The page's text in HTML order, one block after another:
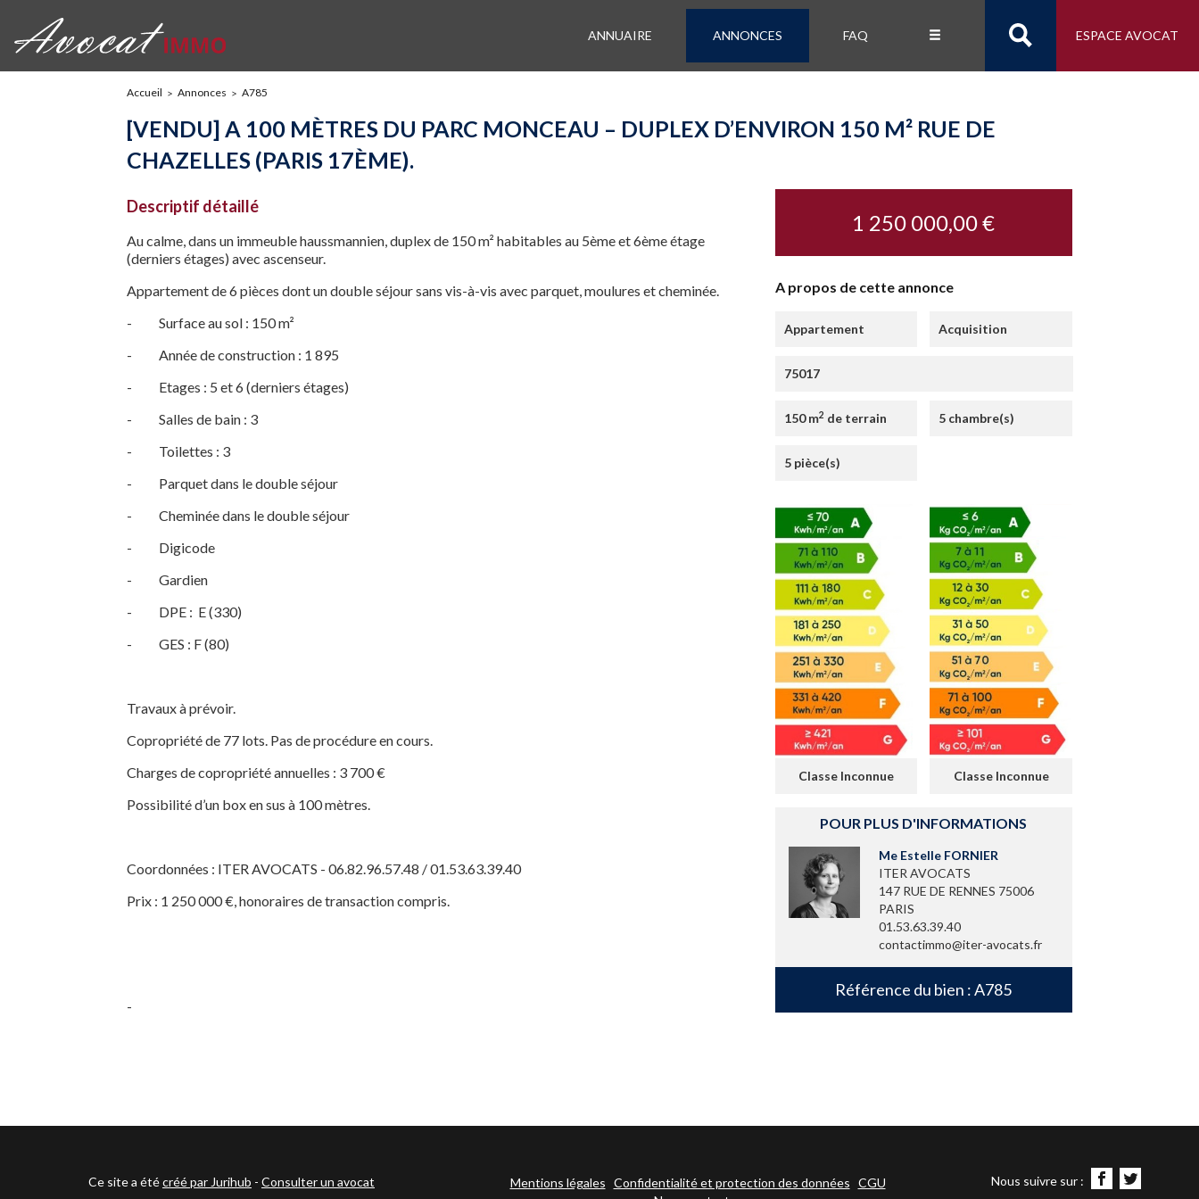
ANNUAIRE ANNONCES FAQ ESPACE AVOCAT
Accueil Annonces A785
[VENDU] A 100 MÈTRES DU PARC MONCEAU – DUPLEX D’ENVIRON 150 M² RUE DE
CHAZELLES (PARIS 17ÈME).
Descriptif détaillé
Au calme, dans un immeuble haussmannien, duplex de 150 m² habitables au 5ème et 6ème étage
(derniers étages) avec ascenseur.
Appartement de 6 pièces dont un double séjour sans vis-à-vis avec parquet, moulures et cheminée.
- Surface au sol : 150 m²
- Année de construction : 1 895
- Etages : 5 et 6 (derniers étages)
- Salles de bain : 3
- Toilettes : 3
- Parquet dans le double séjour
- Cheminée dans le double séjour
- Digicode
- Gardien
- DPE : E (330)
- GES : F (80)
Travaux à prévoir.
Copropriété de 77 lots. Pas de procédure en cours.
Charges de copropriété annuelles : 3 700 €
Possibilité d’un box en sus à 100 mètres.
Coordonnées : ITER AVOCATS - 06.82.96.57.48 / 01.53.63.39.40
Prix : 1 250 000 €, honoraires de transaction compris.
-
1 250 000,00 €
A propos de cette annonce
Appartement Acquisition
75017
150 m2 de terrain 5 chambre(s)
5 pièce(s)
Classe Inconnue Classe Inconnue
POUR PLUS D'INFORMATIONS
Me Estelle FORNIER
ITER AVOCATS
147 RUE DE RENNES 75006
PARIS
01.53.63.39.40
contactimmo@iter-avocats.fr
Référence du bien : A785
Ce site a étécréé par Jurihub - Consulter un avocat Mentions légales Confidentialité et protection des données CGU
Nous suivre sur :